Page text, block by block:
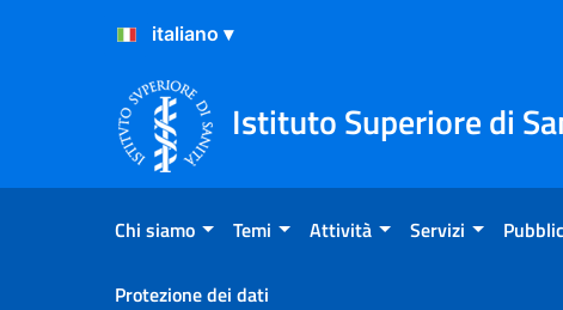
Salta al Contenuto
Salta al Footer
Istituto Superiore di
Chi siamo Temi Attività Servizi
Protezione dei dati